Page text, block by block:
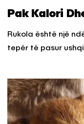
Pak Kalori
Rukola është një
tepër të pasur